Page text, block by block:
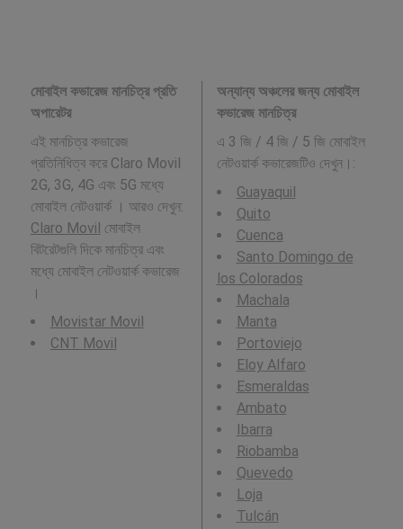
মোবাইল কভারেজ মানচিত্র প্রতি
অপারেটর
এই মানচিত্র কভারেজ
প্রতিনিধিত্ব করে Claro Movil
2G, 3G, 4G এবং 5G মধ্যে
মোবাইল নেটওয়ার্ক । আরও দেখুন:
Claro Movil মোবাইল
বিটরেটগুলি দিকে মানচিত্র এবং
মধ্যে মোবাইল নেটওয়ার্ক কভারেজ
।
Movistar Movil
CNT Movil
অন্যান্য অঞ্চলের জন্য মোবাইল
কভারেজ মানচিত্র
এ 3 জি / 4 জি / 5 জি মোবাইল
নেটওয়ার্ক কভারেজটিও দেখুন।:
Guayaquil
Quito
Cuenca
Santo Domingo de
los Colorados
Machala
Manta
Portoviejo
Eloy Alfaro
Esmeraldas
Ambato
Ibarra
Riobamba
Quevedo
Loja
Tulcán